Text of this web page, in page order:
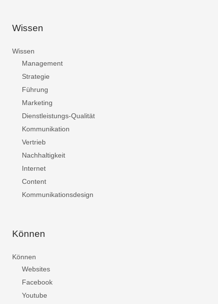
Wissen
Wissen
Management
Strategie
Führung
Marketing
Dienstleistungs-Qualität
Kommunikation
Vertrieb
Nachhaltigkeit
Internet
Content
Kommunikationsdesign
Können
Können
Websites
Facebook
Youtube